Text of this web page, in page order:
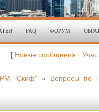
FAQ ФОРУМ
[ Новые сообщения ·
"Скиф" »
Вопросы по